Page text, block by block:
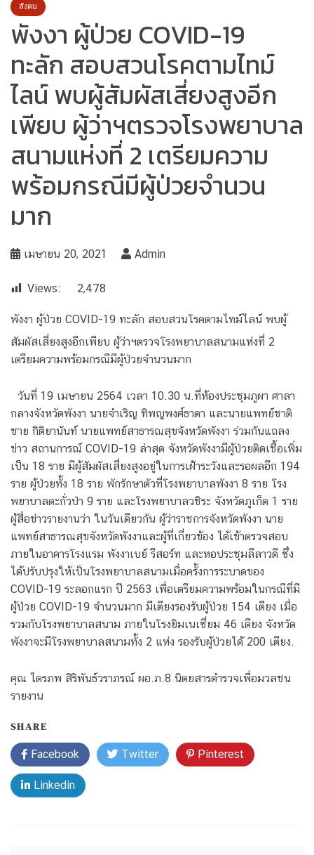
สังคม
พังงา ผู้ป่วย COVID-19
ทะลัก สอบสวนโรคตามไทม์
ไลน์ พบผู้สัมผัสเสี่ยงสูงอีก
เพียบ ผู้ว่าฯตรวจโรงพยาบาล
สนามแห่งที่ 2 เตรียมความ
พร้อมกรณีมีผู้ป่วยจำนวน
มาก
เมษายน 20, 2021 Admin
Views: 2,478
พังงา ผู้ป่วย COVID-19 ทะลัก สอบสวนโรคตามไทม์ไลน์ พบผู้
สัมผัสเสี่ยงสูงอีกเพียบ ผู้ว่าฯตรวจโรงพยาบาลสนามแห่งที่ 2
เตรียมความพร้อมกรณีมีผู้ป่วยจำนวนมาก
วันที่ 19 เมษายน 2564 เวลา 10.30 น.ที่ห้องประชุมภูผา ศาลา
กลางจังหวัดพังงา นายจำเริญ ทิพญพงศ์ธาดา และนายแพทย์ชาติ
ชาย กิติยานันท์ นายแพทย์สาธารณสุขจังหวัดพังงา ร่วมกันแถลง
ข่าว สถานการณ์ COVID-19 ล่าสุด จังหวัดพังงามีผู้ป่วยติดเชื้อเพิ่ม
เป็น 18 ราย มีผู้สัมผัสเสี่ยงสูงอยู่ในการเฝ้าระวังและรอผลอีก 194
ราย ผู้ป่วยทั้ง 18 ราย พักรักษาตัวที่โรงพยาบาลพังงา 8 ราย โรง
พยาบาลตะกั่วป่า 9 ราย และโรงพยาบาลวชิระ จังหวัดภูเก็ต 1 ราย
ผู้สื่อข่าวรายงานว่า ในวันเดียวกัน ผู้ว่าราชการจังหวัดพังงา นาย
แพทย์สาธารณสุขจังหวัดพังงาและผู้ที่เกี่ยวข้อง ได้เข้าตรวจสอบ
ภายในอาคารโรงแรม พังงาเบย์ รีสอร์ท และหอประชุมลีลาวดี ซึ่ง
ได้ปรับปรุงให้เป็นโรงพยาบาลสนามเมื่อครั้งการระบาดของ
COVID-19 ระลอกแรก ปี 2563 เพื่อเตรียมความพร้อมในกรณีที่มี
ผู้ป่วย COVID-19 จำนวนมาก มีเตียงรองรับผู้ป่วย 154 เตียง เมื่อ
รวมกับโรงพยาบาลสนาม ภายในโรงยิมเนเซี่ยม 46 เตียง จังหวัด
พังงาจะมีโรงพยาบาลสนามทั้ง 2 แห่ง รองรับผู้ป่วยได้ 200 เตียง.
คุณ ไตรภพ สิริพันธ์วราภรณ์ ผอ.ภ.8 นิตยสารตำรวจเพื่อมวลชน
รายงาน
SHARE
Facebook Twitter Pinterest
Linkedin